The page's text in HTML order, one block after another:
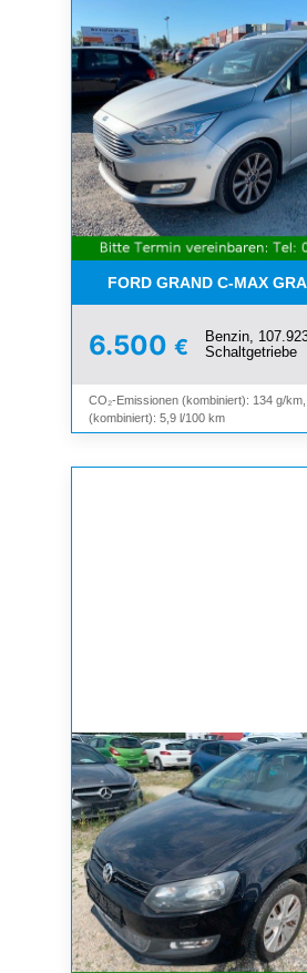
FORD GRAND C-MAX
6.500 €
Benzin,
Schaltgetriebe
CO₂-Emissionen (kombiniert): 134 g/
(kombiniert): 5,9 l/100 km